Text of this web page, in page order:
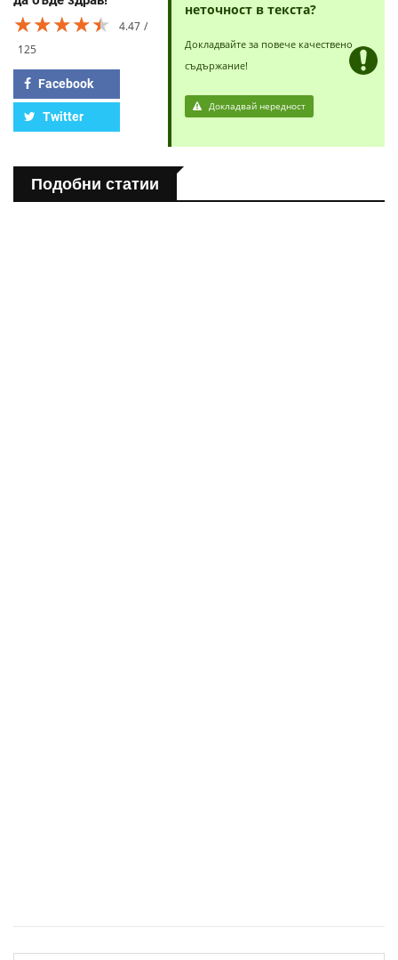
★★★★★
★★★★★
★★★★★
4.47
125
Facebook
Twitter
неточност в текста?
Докладвайте за повече качествено
съдържание!
Докладвай нередност
Подобни статии